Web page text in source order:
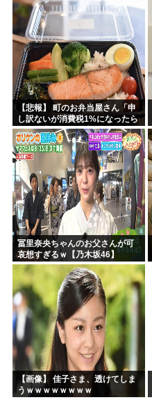
【悲報】 町のお弁当屋さん「申
し訳ないが消費税1%になったら
その分商品代を値上げするわ」
冨里奈央ちゃんのお父さんが可
哀想すぎるｗ【乃木坂46】
【画像】 佳子さま、透けてしま
うｗｗｗｗｗｗｗｗ